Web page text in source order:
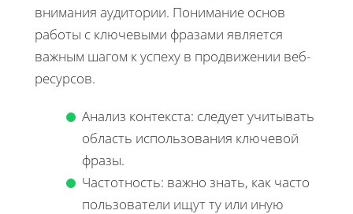
внимания аудитории. Понимание основ
работы с ключевыми фразами является
важным шагом к успеху в продвижении веб-
ресурсов.
Анализ контекста: следует учитывать
область использования ключевой
фразы.
Частотность: важно знать, как часто
пользователи ищут ту или иную